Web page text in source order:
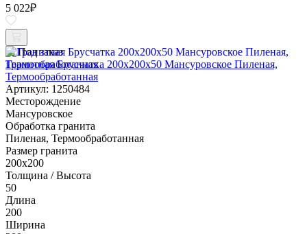
5 022₽
Под заказ
Гранитная Брусчатка 200х200x50 Мансуровское Пиленая,
Термообработанная
Артикул: 1250484
Месторождение
Мансуровское
Обработка гранита
Пиленая, Термообработанная
Размер гранита
200х200
Толщина / Высота
50
Длина
200
Ширина